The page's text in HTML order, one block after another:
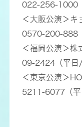
022-256-1000
＜大阪公演＞
0570-200-888
＜福岡公演＞
09-2424（平日
＜東京公演＞
5211-6077（平